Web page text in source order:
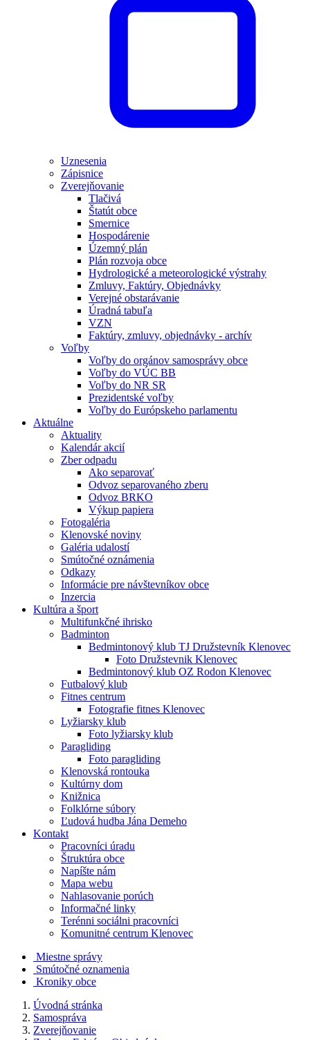
Uznesenia
Zápisnice
Zverejňovanie
Tlačivá
Štatút obce
Smernice
Hospodárenie
Územný plán
Plán rozvoja obce
Hydrologické a meteorologické výstrahy
Zmluvy, Faktúry, Objednávky
Verejné obstarávanie
Úradná tabuľa
VZN
Faktúry, zmluvy, objednávky - archív
Voľby
Voľby do orgánov samosprávy obce
Voľby do VÚC BB
Voľby do NR SR
Prezidentské voľby
Voľby do Európskeho parlamentu
Aktuálne
Aktuality
Kalendár akcií
Zber odpadu
Ako separovať
Odvoz separovaného zberu
Odvoz BRKO
Výkup papiera
Fotogaléria
Klenovské noviny
Galéria udalostí
Smútočné oznámenia
Odkazy
Informácie pre návštevníkov obce
Inzercia
Kultúra a šport
Multifunkčné ihrisko
Badminton
Bedmintonový klub TJ Družstevník Klenovec
Foto Družstevnik Klenovec
Bedmintonový klub OZ Rodon Klenovec
Futbalový klub
Fitnes centrum
Fotografie fitnes Klenovec
Lyžiarsky klub
Foto lyžiarsky klub
Paragliding
Foto paragliding
Klenovská rontouka
Kultúrny dom
Knižnica
Folklórne súbory
Ľudová hudba Jána Demeho
Kontakt
Pracovníci úradu
Štruktúra obce
Napíšte nám
Mapa webu
Nahlasovanie porúch
Informačné linky
Terénni sociálni pracovníci
Komunitné centrum Klenovec
Miestne správy
Smútočné oznamenia
Kroniky obce
Úvodná stránka
Samospráva
Zverejňovanie